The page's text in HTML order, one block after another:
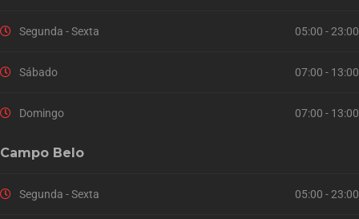
Segunda - Sexta 05:00 - 23:00
Sábado 07:00 - 13:00
Domingo 07:00 - 13:00
Campo Belo
Segunda - Sexta 05:00 - 23:00